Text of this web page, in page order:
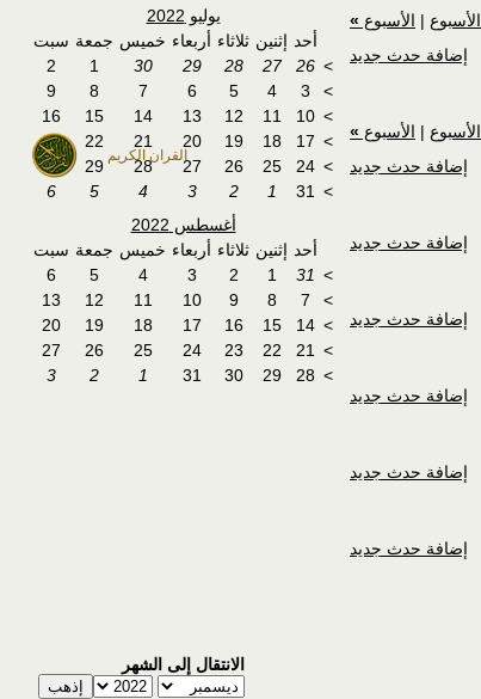
القران الكريم
الأسبوع | الأسبوع »
إضافة حدث جديد
الأسبوع | الأسبوع »
إضافة حدث جديد
إضافة حدث جديد
إضافة حدث جديد
إضافة حدث جديد
إضافة حدث جديد
إضافة حدث جديد
يوليو 2022
أحد إثنين ثلاثاء أربعاء خميس جمعة سبت
>
26
27
28
29
30
1
2
>
3
4
5
6
7
8
9
>
10
11
12
13
14
15
16
>
17
18
19
20
21
22
23
>
24
25
26
27
28
29
30
>
31
1
2
3
4
5
6
أغسطس 2022
أحد إثنين ثلاثاء أربعاء خميس جمعة سبت
>
31
1
2
3
4
5
6
>
7
8
9
10
11
12
13
>
14
15
16
17
18
19
20
>
21
22
23
24
25
26
27
>
28
29
30
31
1
2
3
الانتقال إلى الشهر